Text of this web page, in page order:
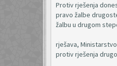
Protiv rješenja
pravo žalbe
žalbu u drugom
rješava,
protiv rješenja